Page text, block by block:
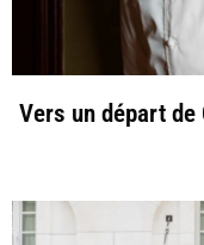
Vers un départ de